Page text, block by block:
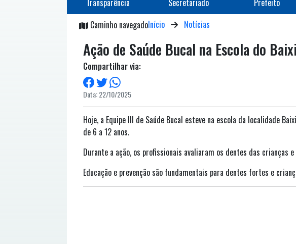
Transparência Secretariado Prefeito
Caminho navegadoInício Notícias
Ação de Saúde Bucal na Escola do
Compartilhar via:
Data: 22/10/2025
Hoje, a Equipe III de Saúde Bucal esteve na escola da localidade
de 6 a 12 anos.
Durante a ação, os profissionais avaliaram os dentes das
Educação e prevenção são fundamentais para dentes fortes e